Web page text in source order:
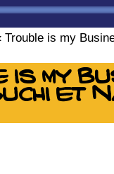
Trouble is my
is my
et